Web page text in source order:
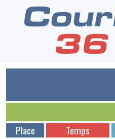
Place Temps